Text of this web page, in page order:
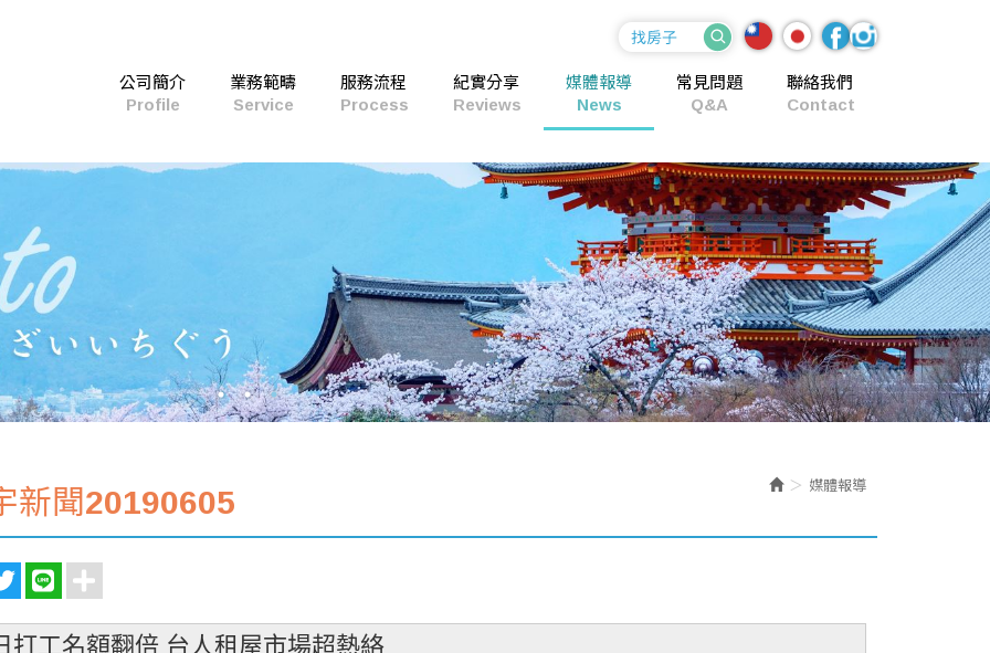
公司簡介
Profile
業務範疇
Service
服務流程
Process
紀實分享
Reviews
媒體報導
News
常見問題
Q&A
聯絡我們
Contact
媒體報導
新聞20190605
打工名額翻倍 台人租屋市場超熱絡